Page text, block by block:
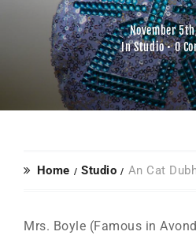
November
InStudio•0
Home Studio An Cat
Mrs. Boyle (Famous in